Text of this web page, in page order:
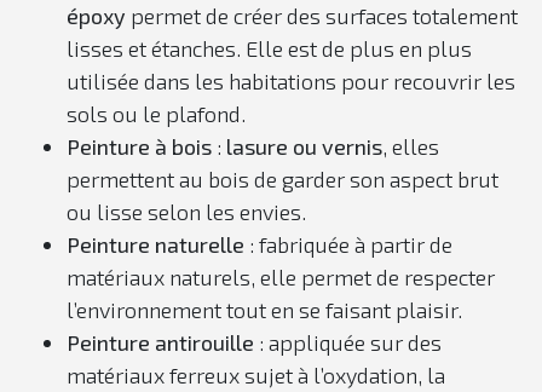
époxy permet de créer des surfaces totalement
lisses et étanches. Elle est de plus en plus
utilisée dans les habitations pour recouvrir les
sols ou le plafond.
Peinture à bois : lasure ou vernis, elles
permettent au bois de garder son aspect brut
ou lisse selon les envies.
Peinture naturelle : fabriquée à partir de
matériaux naturels, elle permet de respecter
l’environnement tout en se faisant plaisir.
Peinture antirouille : appliquée sur des
matériaux ferreux sujet à l’oxydation, la